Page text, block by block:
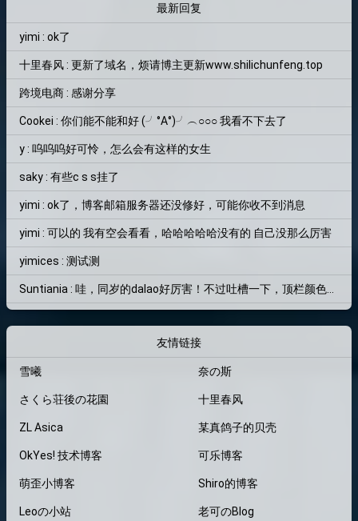
最新回复
yimi : ok了
十里春风 : 更新了域名，烦请博主更新www.shilichunfeng.top
跨境电商 : 感谢分享
Cookei : 你们能不能和好 (╯°A°)╯︵○○○ 我看不下去了
y : 呜呜呜好可怜，怎么会有这样的女生
saky : 有些c s s挂了
yimi : ok了，博客邮箱服务器还没修好，可能你收不到消息
yimi : 可以的 我有空会看看，哈哈哈哈哈没有的 自己没那么厉害
yimices : 测试测
Suntiania : 哇，同岁的dalao好厉害！不过吐槽一下，顶栏颜色和背景图片融为一体了，找了半天搜索框才找到位置=。=
友情链接
雪曦 奈の斯
さくら荘後の花園 十里春风
ZL Asica 某真鸽子的贝壳
OkYes! 技术博客 可乐博客
萌歪小博客 Shiro的博客
Leoの小站 老可のBlog